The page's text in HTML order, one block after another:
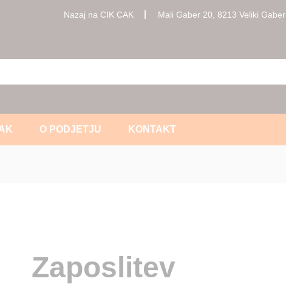
Nazaj na CIK CAK Mali Gaber 20, 8213 Veliki Gaber
O PODJETJU KONTAKT
Zaposlitev